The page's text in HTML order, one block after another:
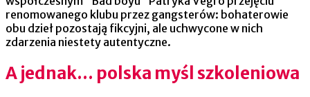
renomowanego klubu przez gangsterów: bohaterowie
obu dzieł pozostają fikcyjni, ale uchwycone w nich
zdarzenia niestety autentyczne.
A jednak… polska myśl szkoleniowa